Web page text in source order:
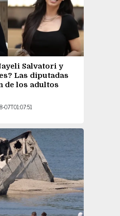
Salvatori y
Las diputadas
de los adultos
07T01:07:51